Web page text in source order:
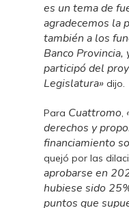
es un tema de
agradecemos la
también a los
Banco
participó del
Legislatura» dijo.
Para Cuattromo,
derechos y
financiamiento
quejó por las
aprobarse en
hubiese sido
puntos que